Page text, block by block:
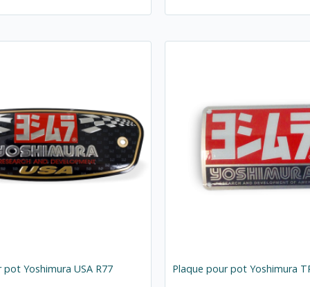
Yoshimura USA R77 Plaque pour pot Yoshimura